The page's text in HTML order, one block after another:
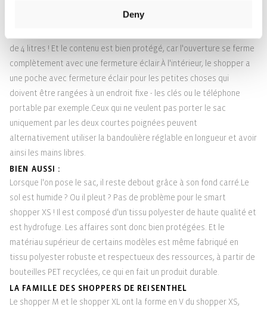
Deny
de 4 litres ! Et le contenu est bien protégé, car l'ouverture se ferme
complètement avec une fermeture éclair.À l'intérieur, le shopper a
une poche avec fermeture éclair pour les petites choses qui
doivent être rangées à un endroit fixe - les clés ou le téléphone
portable par exemple.Ceux qui ne veulent pas porter le sac
uniquement par les deux courtes poignées peuvent
alternativement utiliser la bandoulière réglable en longueur et avoir
ainsi les mains libres.
BIEN AUSSI :
Lorsque l'on pose le sac, il reste debout grâce à son fond carré.Le
sol est humide ? Ou il pleut ? Pas de problème pour le smart
shopper XS ! Il est composé d'un tissu polyester de haute qualité et
est hydrofuge. Les affaires sont donc bien protégées. Et le
matériau supérieur de certains modèles est même fabriqué en
tissu polyester robuste et respectueux des ressources, à partir de
bouteilles PET recyclées, ce qui en fait un produit durable.
LA FAMILLE DES SHOPPERS DE REISENTHEL
Le shopper M et le shopper XL ont la forme en V du shopper XS,